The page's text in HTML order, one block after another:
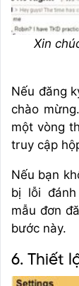
Xin
Nếu đăng
chào
một vòng
truy cập
Nếu bạn
bị lỗi
mẫu đơn
bước này.
6. Thiết